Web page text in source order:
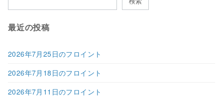
最近の投稿
2026年7月25日のフロイント
2026年7月18日のフロイント
2026年7月11日のフロイント